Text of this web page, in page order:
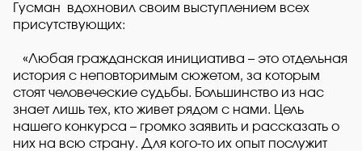
Гусман вдохновил своим выступлением всех
присутствующих:
«Любая гражданская инициатива – это отдельная
история с неповторимым сюжетом, за которым
стоят человеческие судьбы. Большинство из нас
знает лишь тех, кто живет рядом с нами. Цель
нашего конкурса – громко заявить и рассказать о
них на всю страну. Для кого-то их опыт послужит